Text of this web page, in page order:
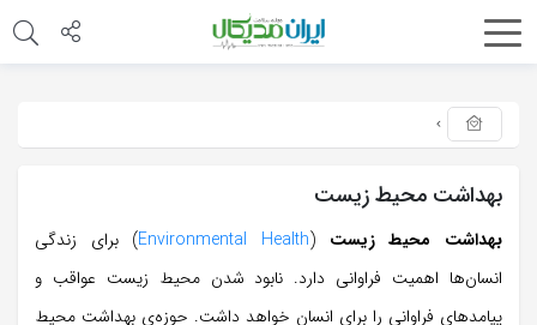
بهداشت محیط زیست
بهداشت محیط زیست (
Environmental Health) برای زندگی
انسان‌ها اهمیت فراوانی دارد. نابود شدن محیط زیست عواقب و
پیامدهای فراوانی را برای انسان خواهد داشت. حوزه‌ی بهداشت محیط